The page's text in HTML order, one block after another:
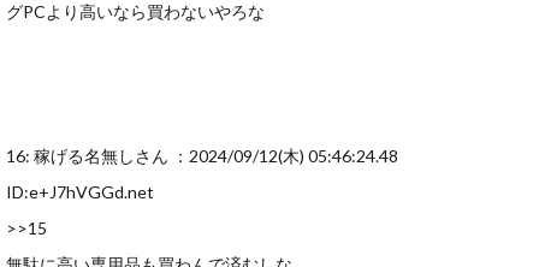
グPCより高いなら買わないやろな
16: 稼げる名無しさん ：2024/09/12(木) 05:46:24.48
ID:e+J7hVGGd.net
>>15